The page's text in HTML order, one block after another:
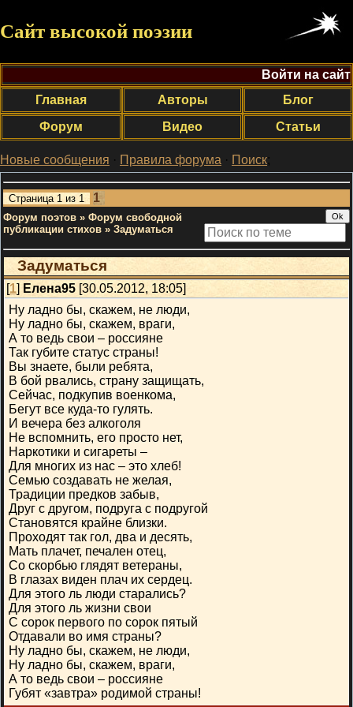
Сайт высокой поэзии
Войти на сайт
Главная
Авторы
Блог
Форум
Видео Статьи
Новые сообщения · Правила форума · Поиск;
Страница 1 из 1 1
Форум поэтов » Форум свободной
публикации стихов » Задуматься
Задуматься
[1] Елена95 [30.05.2012, 18:05]
Ну ладно бы, скажем, не люди,
Ну ладно бы, скажем, враги,
А то ведь свои – россияне
Так губите статус страны!
Вы знаете, были ребята,
В бой рвались, страну защищать,
Сейчас, подкупив военкома,
Бегут все куда-то гулять.
И вечера без алкоголя
Не вспомнить, его просто нет,
Наркотики и сигареты –
Для многих из нас – это хлеб!
Семью создавать не желая,
Традиции предков забыв,
Друг с другом, подруга с подругой
Становятся крайне близки.
Проходят так гол, два и десять,
Мать плачет, печален отец,
Со скорбью глядят ветераны,
В глазах виден плач их сердец.
Для этого ль люди старались?
Для этого ль жизни свои
С сорок первого по сорок пятый
Отдавали во имя страны?
Ну ладно бы, скажем, не люди,
Ну ладно бы, скажем, враги,
А то ведь свои – россияне
Губят «завтра» родимой страны!